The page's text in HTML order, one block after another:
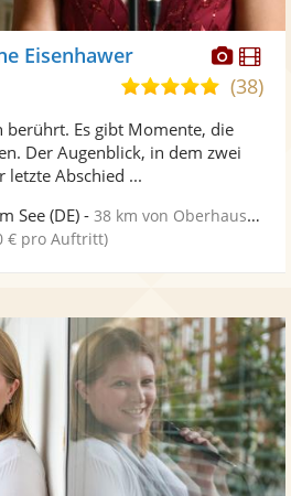
Eisenhawer
5,0
5
(38)
berührt. Es gibt Momente, die
Der Augenblick, in dem zwei
letzte Abschied ...
See (DE) -38 km von Oberhausen
€ pro Auftritt)